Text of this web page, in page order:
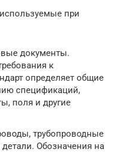
при
документы.
к
определяет общие
спецификаций,
поля и другие
трубопроводные
Обозначения на